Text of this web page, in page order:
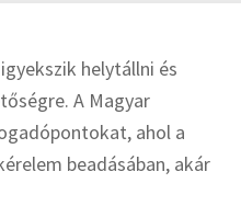
helytállni és
A Magyar
ahol a
beadásában, akár